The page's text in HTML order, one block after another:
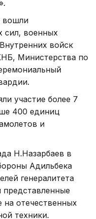
вошли
сил, военных
войск
Министерства по
участие более 7
400 единиц
и
Н.Назарбаев в
Адильбека
генералитета
отечественных
техники.